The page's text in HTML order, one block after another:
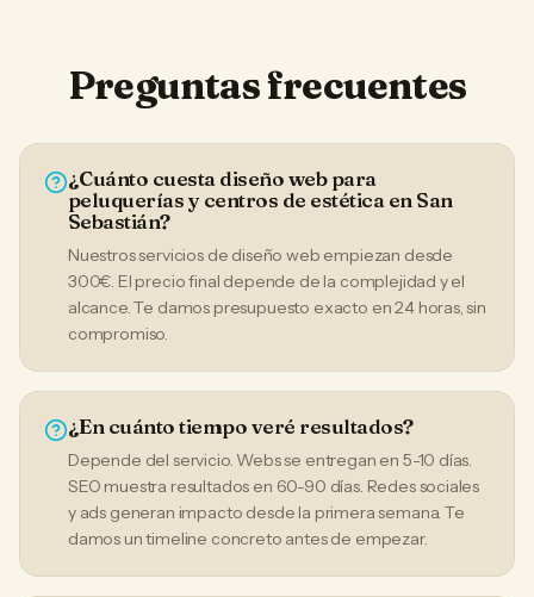
Preguntas frecuentes
¿Cuánto cuesta diseño web para
peluquerías y centros de estética en San
Sebastián?
Nuestros servicios de diseño web empiezan desde
300€. El precio final depende de la complejidad y el
alcance. Te damos presupuesto exacto en 24 horas, sin
compromiso.
¿En cuánto tiempo veré resultados?
Depende del servicio. Webs se entregan en 5-10 días.
SEO muestra resultados en 60-90 días. Redes sociales
y ads generan impacto desde la primera semana. Te
damos un timeline concreto antes de empezar.